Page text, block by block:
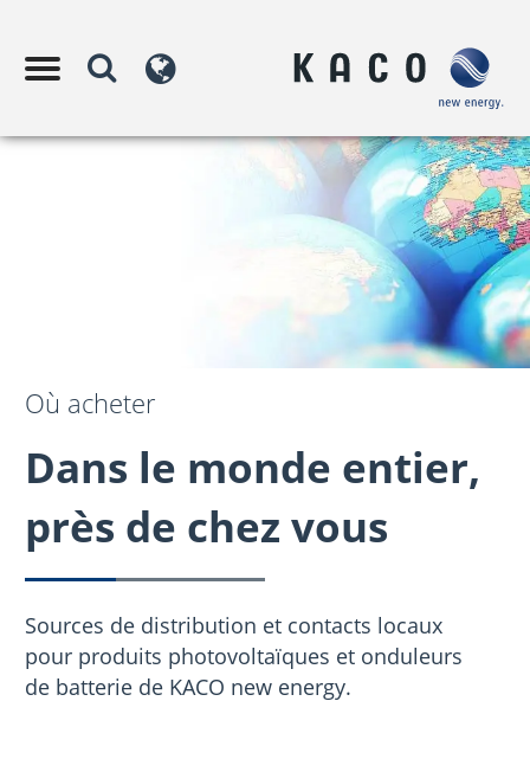
Où acheter
Dans le monde entier,
près de chez vous
Sources de distribution et contacts locaux
pour produits photovoltaïques et onduleurs
de batterie de KACO new energy.